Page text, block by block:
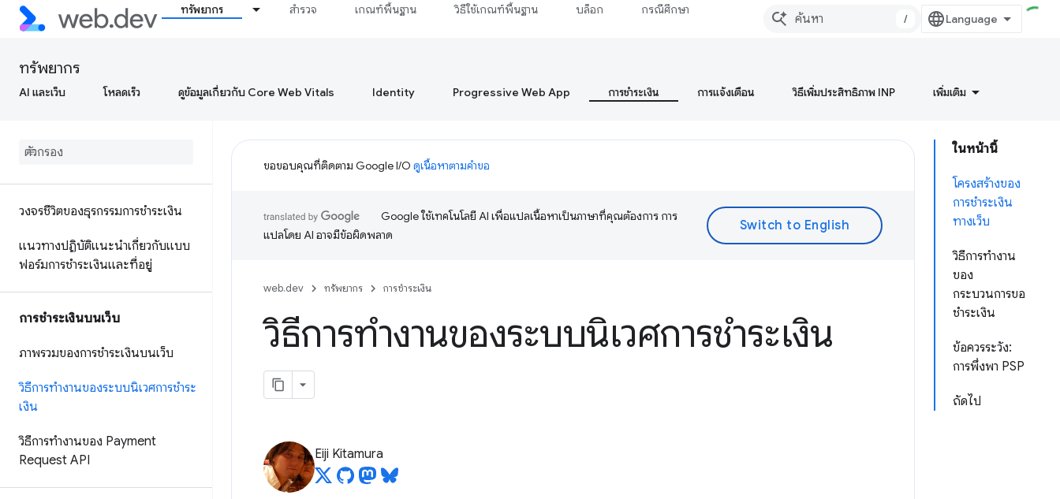
ทรัพยากร สำรวจ เกณฑ์พื้นฐาน วิธีใช้เกณฑ์พื้นฐาน บล็อก กรณีศึกษา
/
ทรัพยากร
AI และเว็บ โหลดเร็ว ดูข้อมูลเกี่ยวกับ Core Web Vitals Identity Progressive Web App การชำระเงิน การแจ้งเตือน วิธีเพิ่มประสิทธิภาพ INP เพิ่มเติม
วงจรชีวิตของธุรกรรมการชำระเงิน
แนวทางปฏิบัติแนะนำเกี่ยวกับแบบ
ฟอร์มการชำระเงินและที่อยู่
การชำระเงินบนเว็บ
ภาพรวมของการชำระเงินบนเว็บ
วิธีการทำงานของระบบนิเวศการชำระ
เงิน
วิธีการทำงานของ Payment
Request API
ในหน้านี้
โครงสร้างของ
การชำระเงิน
ทางเว็บ
วิธีการทำงาน
ของ
กระบวนการขอ
ชำระเงิน
ข้อควรระวัง:
การพึ่งพา PSP
ถัดไป
ขอขอบคุณที่ติดตาม Google I/O ดูเนื้อหาตามคำขอ
Google ใช้เทคโนโลยี AI เพื่อแปลเนื้อหาเป็นภาษาที่คุณต้องการ การ
แปลโดย AI อาจมีข้อผิดพลาด
web.dev ทรัพยากร การชำระเงิน
วิธีการทำงานของระบบนิเวศการชำระเงิน
Eiji Kitamura